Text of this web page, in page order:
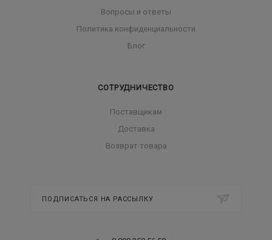
Вопросы и ответы
Политика конфиденциальности
Блог
СОТРУДНИЧЕСТВО
Поставщикам
Доставка
Возврат товара
ПОДПИСАТЬСЯ НА РАССЫЛКУ